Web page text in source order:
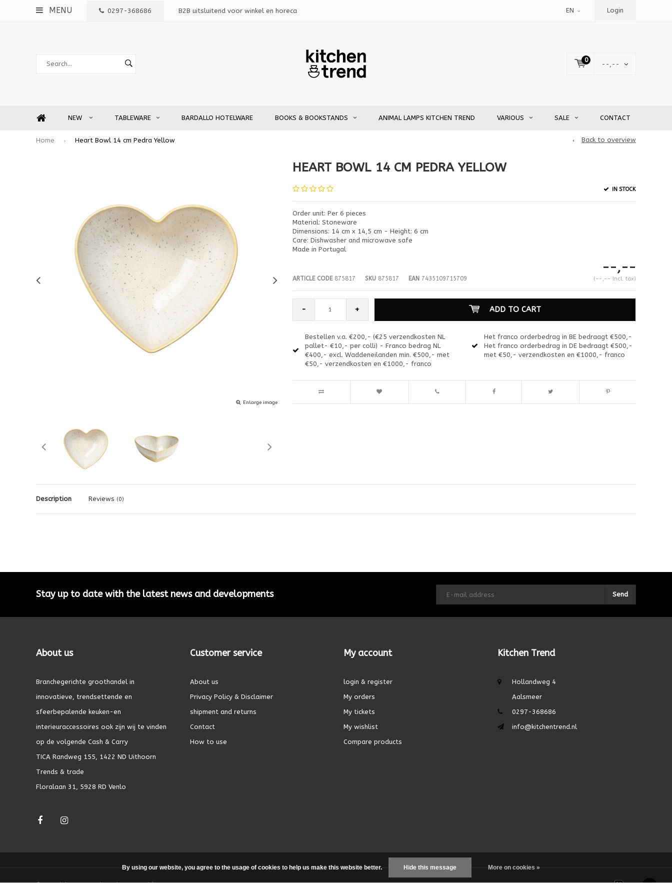
MENU 0297-368686 B2B uitsluitend voor winkel en horeca EN Login
0
--,--
NEW TABLEWARE BARDALLO HOTELWARE BOOKS & BOOKSTANDS ANIMAL LAMPS KITCHEN TREND VARIOUS SALE CONTACT
Home Heart Bowl 14 cm Pedra Yellow Back to overview
Enlarge image Enlarge image
HEART BOWL 14 CM PEDRA YELLOW
IN STOCK
Order unit: Per 6 pieces
Material: Stoneware
Dimensions: 14 cm x 14,5 cm - Height: 6 cm
Care: Dishwasher and microwave safe
Made in Portugal
ARTICLE CODE875817 SKU875817 EAN7435109715709
--,--
(--,-- Incl. tax)
- + ADD TO CART
Bestellen v.a. €200,- (€25 verzendkosten NL
pallet- €10,- per colli) - Franco bedrag NL
€400,- excl. Waddeneilanden min. €500,- met
€50,- verzendkosten en €1000,- franco
Het franco orderbedrag in BE bedraagt €500,-
Het franco orderbedrag in DE bedraagt €500,-
met €50,- verzendkosten en €1000,- franco
Description Reviews (0)
Stay up to date with the latest news and developments Send
About us
Branchegerichte groothandel in
innovatieve, trendsettende en
sfeerbepalende keuken-en
interieuraccessoires ook zijn wij te vinden
op de volgende Cash & Carry
TICA Randweg 155, 1422 ND Uithoorn
Trends & trade
Floralaan 31, 5928 RD Venlo
Customer service
About us
Privacy Policy & Disclaimer
shipment and returns
Contact
How to use
My account
login & register
My orders
My tickets
My wishlist
Compare products
Kitchen Trend
Hollandweg 4
Aalsmeer
0297-368686
info@kitchentrend.nl
© Copyright 2026 - Theme byDMWS.nl|
By using our website, you agree to the usage of cookies to help us make this website better. Hide this message More on cookies »